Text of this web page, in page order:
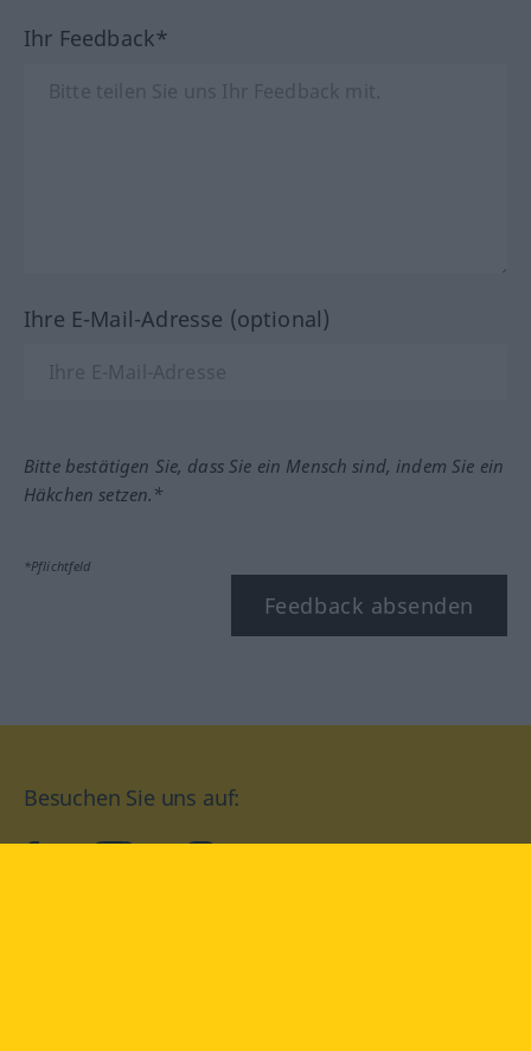
Ihr Feedback*
Ihre E-Mail-Adresse (optional)
Bitte bestätigen Sie, dass Sie ein Mensch sind, indem Sie ein
Häkchen setzen.*
*Pflichtfeld
Feedback absenden
Besuchen Sie uns auf: